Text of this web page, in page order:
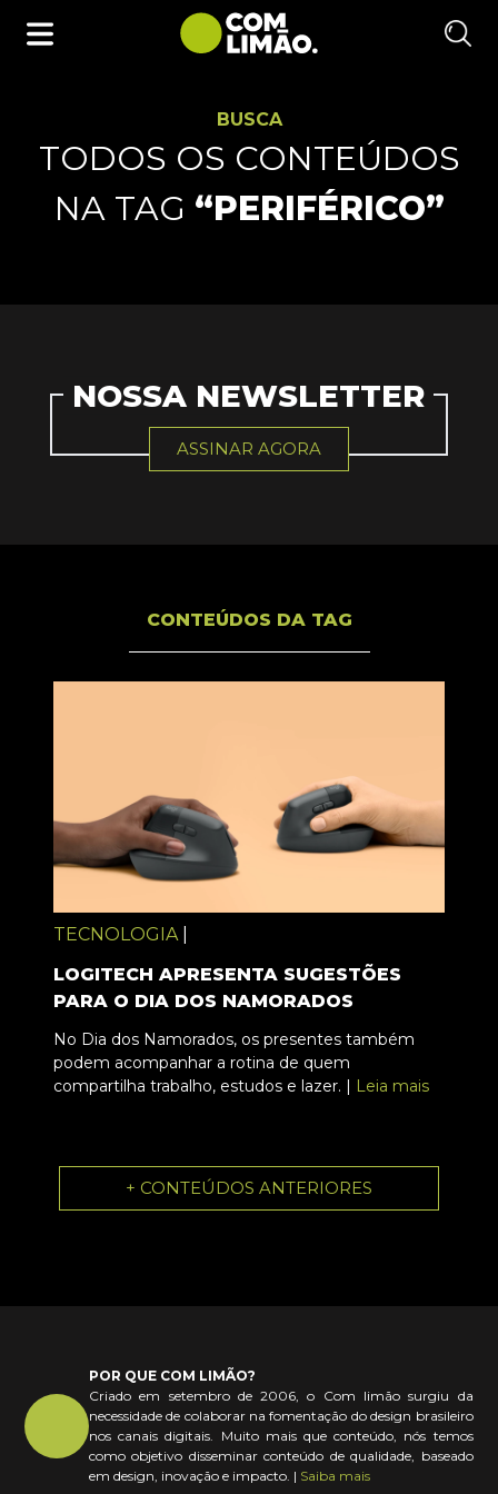
BUSCA
TODOS OS CONTEÚDOS
NA TAG “PERIFÉRICO”
NOSSA NEWSLETTER
ASSINAR AGORA
CONTEÚDOS DA TAG
TECNOLOGIA
LOGITECH APRESENTA SUGESTÕES
PARA O DIA DOS NAMORADOS
No Dia dos Namorados, os presentes também
podem acompanhar a rotina de quem
compartilha trabalho, estudos e lazer. | Leia mais
+ CONTEÚDOS ANTERIORES
POR QUE COM LIMÃO?
Criado em setembro de 2006, o Com limão surgiu da
necessidade de colaborar na fomentação do design brasileiro
nos canais digitais. Muito mais que conteúdo, nós temos
como objetivo disseminar conteúdo de qualidade, baseado
em design, inovação e impacto. | Saiba mais